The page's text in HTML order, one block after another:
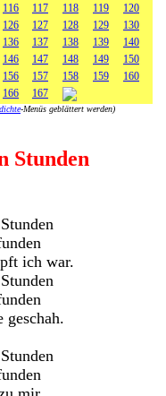
116 117 118 119
120
126 127 128 129
130
136 137 138 139
140
146 147 148 149
150
156 157 158 159
160
166 167
-Menüs geblättert werden)
Stunden
ich war.
geschah.